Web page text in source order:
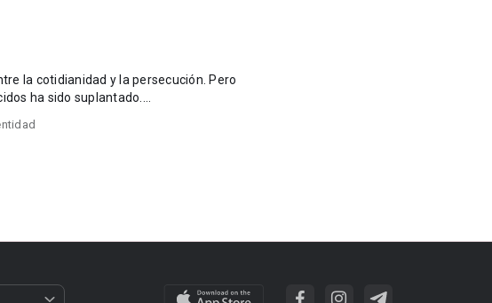
la cotidianidad y la persecución. Pero
ha sido suplantado....